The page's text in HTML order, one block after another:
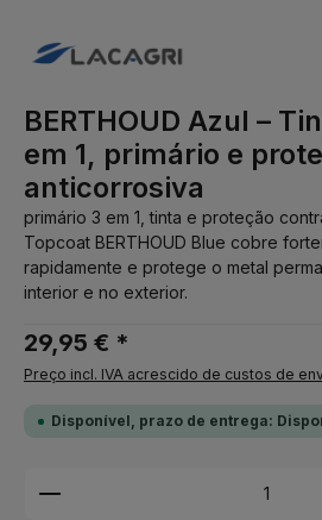
BERTHOUD Azul –
em 1, primário e
anticorrosiva
primário 3 em 1, tinta e proteção
Topcoat BERTHOUD Blue cobre
rapidamente e protege o metal
interior e no exterior.
29,95 € *
Preço incl. IVA acrescido de custos de
Disponível, prazo de entrega:
Quantidade do Produto: